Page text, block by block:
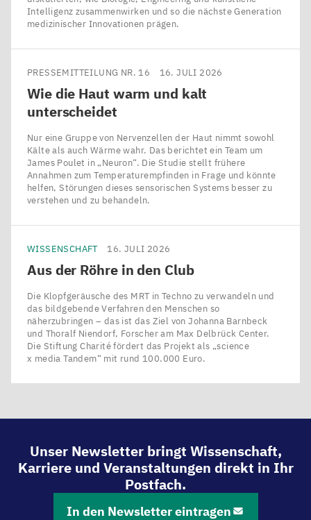
Intelligenz zusammenwirken und so die nächste Generation
medizinischer Innovationen prägen.
PRESSEMITTEILUNG NR. 16 16. JULI 2026
Wie die Haut warm und kalt
unterscheidet
Nur eine Gruppe von Nervenzellen der Haut nimmt sowohl
Kälte als auch Wärme wahr. Das berichtet ein Team um
James Poulet in ​„Neuron“. Die Studie stellt frühere
Annahmen zum Temperaturempfinden in Frage und könnte
helfen, Störungen dieses sensorischen Systems besser zu
verstehen und zu behandeln.
WISSENSCHAFT 16. JULI 2026
Aus der Röhre in den Club
Die Klopfgeräusche des MRT in Techno zu verwandeln und
das bildgebende Verfahren den Menschen so
näherzubringen – das ist das Ziel von Johanna Barnbeck
und Thoralf Niendorf, Forscher am Max Delbrück Center.
Die Stiftung Charité fördert das Projekt als ​„science
x media Tandem“ mit rund 100.000 Euro.
Unser Newsletter bringt Wissenschaft,
Karriere und Veranstaltungen direkt in Ihr
Postfach.
In den Newsletter eintragen